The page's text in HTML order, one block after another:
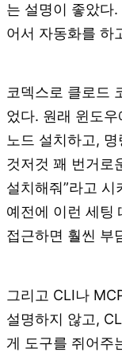
는 설명이 좋았다
어서 자동화를 하
코덱스로 클로드
었다. 원래 윈도
노드 설치하고,
것저것 꽤 번거로
설치해줘”라고
예전에 이런 세팅
접근하면 훨씬 부
그리고 CLI나
설명하지 않고,
게 도구를 쥐어주